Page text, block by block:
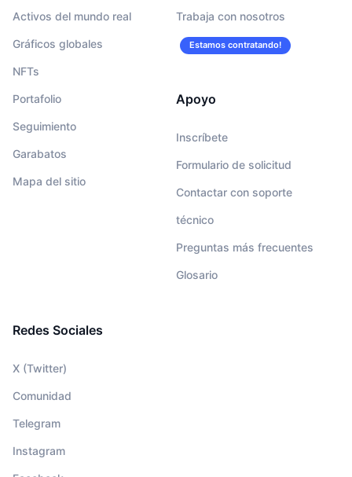
Activos del mundo real
Gráficos globales
NFTs
Portafolio
Seguimiento
Garabatos
Mapa del sitio
Trabaja con nosotros
Estamos contratando!
Apoyo
Inscríbete
Formulario de solicitud
Contactar con soporte
técnico
Preguntas más frecuentes
Glosario
Redes Sociales
X (Twitter)
Comunidad
Telegram
Instagram